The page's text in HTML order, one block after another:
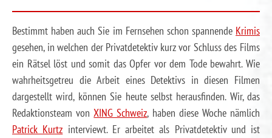
Bestimmt haben auch Sie im Fernsehen schon spannende Krimis
gesehen, in welchen der Privatdetektiv kurz vor Schluss des Films
ein Rätsel löst und somit das Opfer vor dem Tode bewahrt. Wie
wahrheitsgetreu die Arbeit eines Detektivs in diesen Filmen
dargestellt wird, können Sie heute selbst herausfinden. Wir, das
Redaktionsteam vonXING Schweiz, haben diese Woche nämlich
Patrick Kurtz interviewt. Er arbeitet als Privatdetektiv und ist